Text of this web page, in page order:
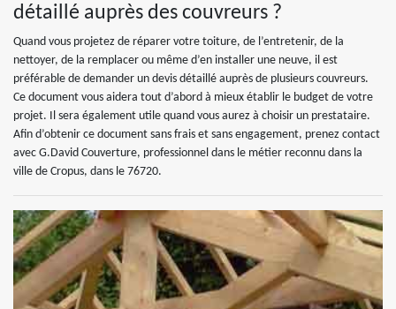
détaillé auprès des couvreurs ?
Quand vous projetez de réparer votre toiture, de l’entretenir, de la
nettoyer, de la remplacer ou même d’en installer une neuve, il est
préférable de demander un devis détaillé auprès de plusieurs couvreurs.
Ce document vous aidera tout d’abord à mieux établir le budget de votre
projet. Il sera également utile quand vous aurez à choisir un prestataire.
Afin d’obtenir ce document sans frais et sans engagement, prenez contact
avec G.David Couverture, professionnel dans le métier reconnu dans la
ville de Cropus, dans le 76720.